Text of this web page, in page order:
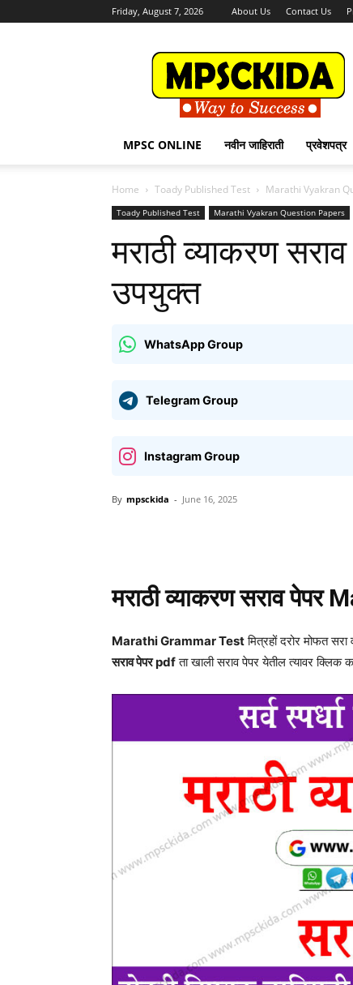
Friday, August 7, 2026 About Us Contact Us
MPSCKida.com
सर्व
नवीन
जाहिराती
Letest
Jobs
MPSC ONLINE नवीन जाहिराती प्रवेशपत्र
Home Toady Published Test Marathi Vyakran
Toady Published Test Marathi Vyakran Question Papers
मराठी व्याकरण
उपयुक्त
WhatsApp Group
Telegram Group
Instagram Group
By mpsckida - June 16, 2025
मराठी व्याकरण सराव पेपर
Marathi Grammar Testमित्रहों दरोर मोफत
सराव पेपर pdfता खाली सराव पेपर येतील त्यावर क्लिक